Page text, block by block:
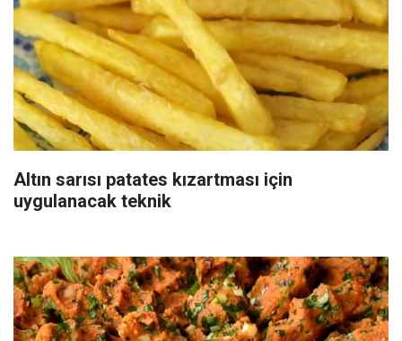
Altın sarısı patates kızartması için
uygulanacak teknik